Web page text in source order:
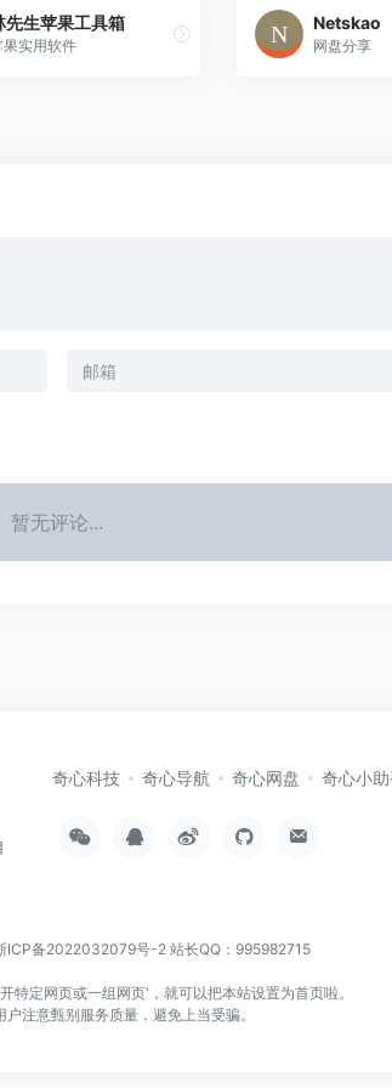
先生苹果工具箱
果实用软件
Netskao
网盘分享
暂无评论...
奇心科技 奇心导航 奇心网盘 奇心小
ICP备2022032079号-2 站长QQ：995982715
定网页或一组网页'，就可以把本站设置为首页啦。
注意甄别服务质量，避免上当受骗。